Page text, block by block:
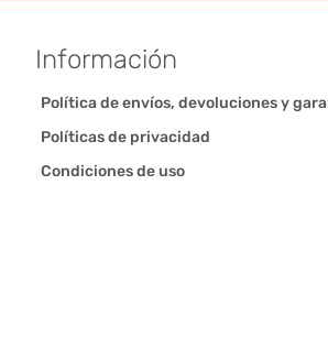
Información
Política de envíos, devoluciones y
Políticas de privacidad
Condiciones de uso